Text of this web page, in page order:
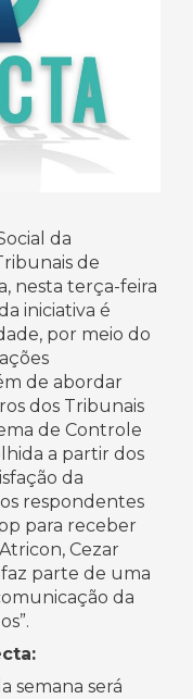
da
de
nesta terça-feira
iniciativa é
por meio do
de abordar
dos Tribunais
de Controle
a partir dos
da
respondentes
para receber
Cezar
faz parte de uma
da
semana será